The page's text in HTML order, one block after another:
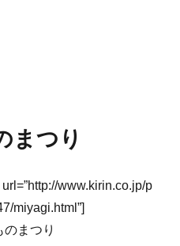
まつり
www.kirin.co.jp/p
miyagi.html”]
まつり